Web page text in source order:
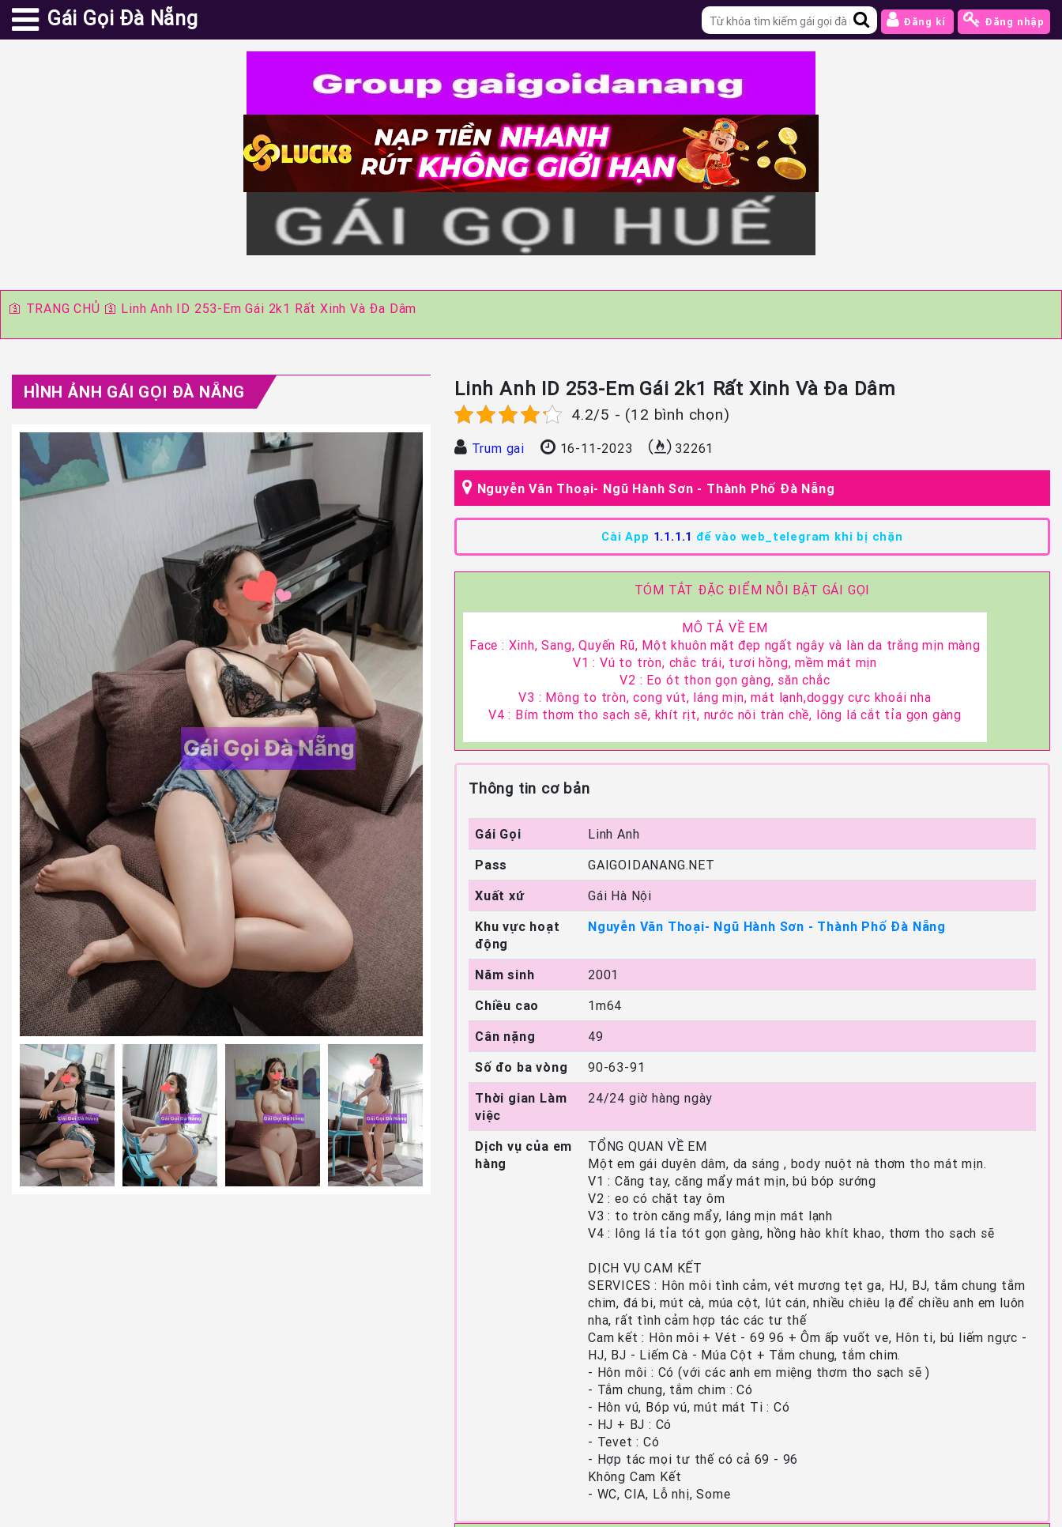
Gái Gọi Đà Nẵng Đăng kí Đăng nhập
🛐 TRANG CHỦ 🛐 Linh Anh ID 253-Em Gái 2k1 Rất Xinh Và Đa Dâm
HÌNH ẢNH GÁI GỌI ĐÀ NẴNG Linh Anh ID 253-Em Gái 2k1 Rất Xinh Và Đa Dâm
4.2/5 - (12 bình chọn)
Trum gai 16-11-2023 32261
Nguyễn Văn Thoại- Ngũ Hành Sơn - Thành Phố Đà Nẵng
Cài App 1.1.1.1 để vào web_telegram khi bị chặn
TÓM TẮT ĐẶC ĐIỂM NỖI BẬT GÁI GỌI
MÔ TẢ VỀ EM
Face : Xinh, Sang, Quyến Rũ, Một khuôn mặt đẹp ngất ngây và làn da trắng mịn màng
V1 : Vú to tròn, chắc trái, tươi hồng, mềm mát mịn
V2 : Eo ót thon gọn gàng, săn chắc
V3 : Mông to tròn, cong vút, láng mịn, mát lạnh,doggy cực khoái nha
V4 : Bím thơm tho sạch sẽ, khít rịt, nước nôi tràn chề, lông lá cắt tỉa gọn gàng
Thông tin cơ bản
Gái Gọi
Linh Anh
Pass
GAIGOIDANANG.NET
Xuất xứ
Gái Hà Nội
Khu vực hoạt
động
Nguyễn Văn Thoại- Ngũ Hành Sơn - Thành Phố Đà Nẵng
Năm sinh
2001
Chiều cao
1m64
Cân nặng
49
Số đo ba vòng
90-63-91
Thời gian Làm
việc
24/24 giờ hàng ngày
Dịch vụ của em
hàng
TỔNG QUAN VỀ EM
Một em gái duyên dâm, da sáng , body nuột nà thơm tho mát mịn.
V1 : Căng tay, căng mẩy mát mịn, bú bóp sướng
V2 : eo có chặt tay ôm
V3 : to tròn căng mẩy, láng mịn mát lạnh
V4 : lông lá tỉa tót gọn gàng, hồng hào khít khao, thơm tho sạch sẽ
DỊCH VỤ CAM KẾT
SERVICES : Hôn môi tình cảm, vét mương tẹt ga, HJ, BJ, tắm chung tắm
chim, đá bi, mút cà, múa cột, lút cán, nhiều chiêu lạ để chiều anh em luôn
nha, rất tình cảm hợp tác các tư thế
Cam kết : Hôn môi + Vét - 69 96 + Ôm ấp vuốt ve, Hôn ti, bú liếm ngực -
HJ, BJ - Liếm Cà - Múa Cột + Tắm chung, tắm chim.
- Hôn môi : Có (với các anh em miệng thơm tho sạch sẽ )
- Tắm chung, tắm chim : Có
- Hôn vú, Bóp vú, mút mát Ti : Có
- HJ + BJ : Có
- Tevet : Có
- Hợp tác mọi tư thế có cả 69 - 96
Không Cam Kết
- WC, CIA, Lỗ nhị, Some